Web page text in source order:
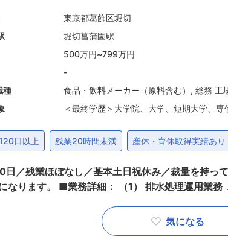
の方とも気軽に話しや相談ができます。長期休暇を取得し
き渡して終わりではありません。資金面や家族構
スグループ全体で支えます。家は売るものではな
東京都葛飾区堀切
堀切菖蒲園駅
500万円~799万円
-
種
食品・飲料メーカー（原料含む） , 総務 工
＜最終学歴＞大学院、大学、短期大学、
日以上 残業20時間未満 産休・育休取得実績あり
業ほぼなし／基本土日祝休み／裁量を持って就業可能】 ■採用背景： 将来の幹部職候補として人員補
水処理設備の管理監督 （各種数値管理、音・目視確認、曝気槽や沈殿槽の
解体・復旧、脱水機運転 ※会社の操業に関わる重
視 ∟社内からの産廃引き取り依頼対応 ∟処理委託
気になる